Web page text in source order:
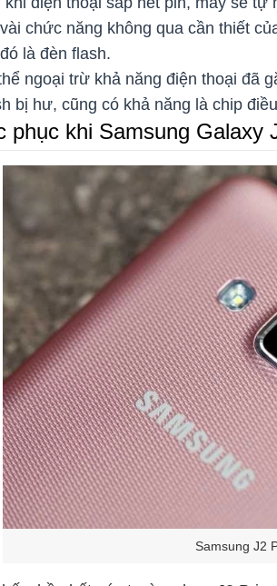
chức năng không qua cần thiết
là đèn flash.
ngoại trừ khả năng điện thoại đã
bị hư, cũng có khả năng là chip
phục khi Samsung Galaxy
Samsung J2